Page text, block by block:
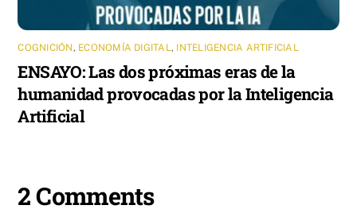
COGNICIÓN, ECONOMÍA DIGITAL, INTELIGENCIA ARTIFICIAL
ENSAYO: Las dos próximas eras de la
humanidad provocadas por la Inteligencia
Artificial
2 Comments